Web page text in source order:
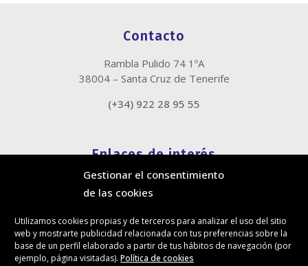
Gestionar el consentimiento
de las cookies
Utilizamos cookies propias y de terceros para analizar el uso del sitio
web y mostrarte publicidad relacionada con tus preferencias sobre la
base de un perfil elaborado a partir de tus hábitos de navegación (por
ejemplo, página visitadas). Política de cookies
Contacto
Rambla Pulido 74 1ºA
38004 – Santa Cruz de Tenerife
(+34) 922 28 95 55
Enlaces de interés
Política de cookies
Política de privacidad
Canal de denuncias
Protección de privacidad en redes sociales